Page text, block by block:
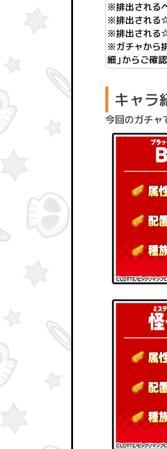
※排出される
※排出される
※排出される
※ガチャから
細」からご確
キャラ
今回のガチャ